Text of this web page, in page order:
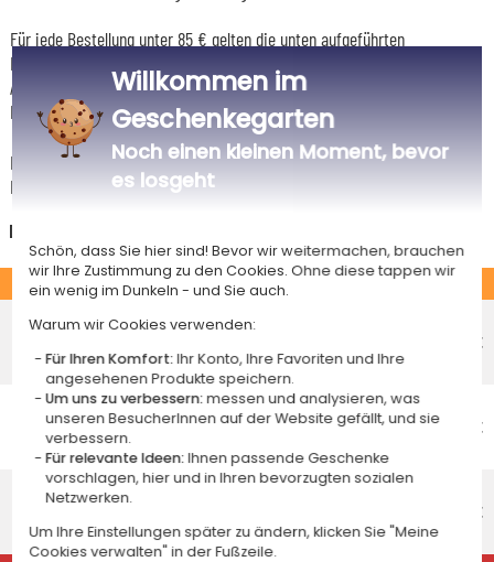
Für jede Bestellung unter 85 € gelten die unten aufgeführten
Lieferkosten für den Kauf dieses Artikels.
Artikel, die in unserem Atelier personalisiert werden (etwa 95% unserer
Produkte), sind mit dem Logo
gekennzeichnet.
Das Voraussichtliche Lieferdatum ist nur bei einer Zahlung per PayPal,
Kreditkarte oder Sofortüberweisung gültig.
Deutschland
STANDARD
Economy-Versand an einen Paketshop
Freitag 14 August 2026
4,95 €
Economy-Versand nach Hause
Voraussichtliches Lieferdatum
Dienstag 18 August 2026
5,95 €
Standardlieferung nach Hause
Mittwoch 12 August 2026
8,95 €
Willkommen im
Geschenkegarten
Noch einen kleinen Moment, bevor
es losgeht
Schön, dass Sie hier sind! Bevor wir weitermachen, brauchen
wir Ihre Zustimmung zu den Cookies. Ohne diese tappen wir
ein wenig im Dunkeln - und Sie auch.
Warum wir Cookies verwenden:
Für Ihren Komfort:Ihr Konto, Ihre Favoriten und Ihre
angesehenen Produkte speichern.
Um uns zu verbessern:messen und analysieren, was
unseren BesucherInnen auf der Website gefällt, und sie
verbessern.
Für relevante Ideen:Ihnen passende Geschenke
vorschlagen, hier und in Ihren bevorzugten sozialen
Netzwerken.
Um Ihre Einstellungen später zu ändern, klicken Sie "Meine
Cookies verwalten" in der Fußzeile.